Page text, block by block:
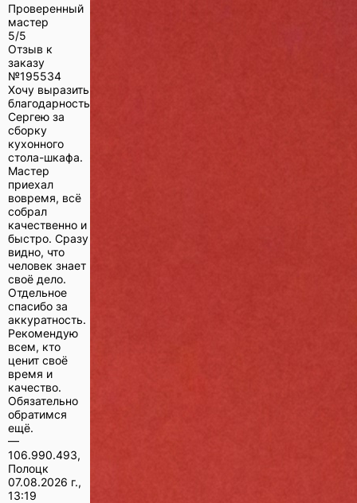
Проверенный
мастер
5/5
Отзыв к
заказу
№195534
Хочу выразить
благодарность
Сергею за
сборку
кухонного
стола-шкафа.
Мастер
приехал
вовремя, всё
собрал
качественно и
быстро. Сразу
видно, что
человек знает
своё дело.
Отдельное
спасибо за
аккуратность.
Рекомендую
всем, кто
ценит своё
время и
качество.
Обязательно
обратимся
ещё.
—
106.990.493,
Полоцк
07.08.2026 г.,
13:19